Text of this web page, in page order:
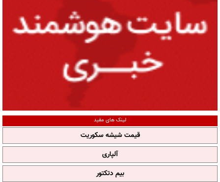
لینک های مفید
قیمت شیشه سکوریت
آلپاری
بیم دتکتور